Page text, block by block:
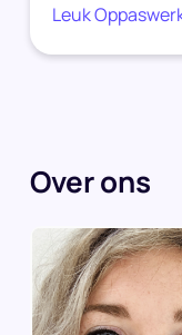
Leuk
Over ons